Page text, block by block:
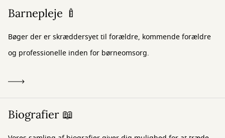
Barnepleje 🍼
Bøger der er skræddersyet til forældre, kommende forældre
og professionelle inden for børneomsorg.
Biografier 📖